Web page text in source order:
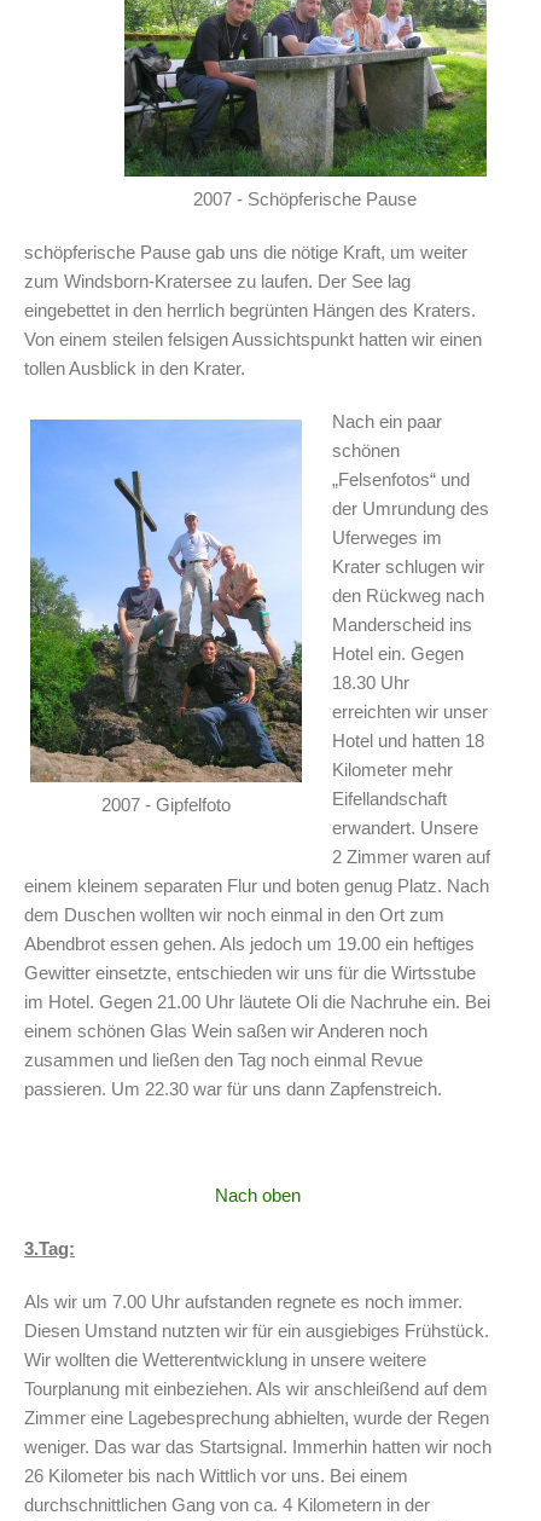
2007 - Schöpferische Pause
schöpferische Pause gab uns die nötige Kraft, um weiter
zum Windsborn-Kratersee zu laufen. Der See lag
eingebettet in den herrlich begrünten Hängen des Kraters.
Von einem steilen felsigen Aussichtspunkt hatten wir einen
tollen Ausblick in den Krater.
2007 - Gipfelfoto
Nach ein paar
schönen
„Felsenfotos“ und
der Umrundung des
Uferweges im
Krater schlugen wir
den Rückweg nach
Manderscheid ins
Hotel ein. Gegen
18.30 Uhr
erreichten wir unser
Hotel und hatten 18
Kilometer mehr
Eifellandschaft
erwandert. Unsere
2 Zimmer waren auf
einem kleinem separaten Flur und boten genug Platz. Nach
dem Duschen wollten wir noch einmal in den Ort zum
Abendbrot essen gehen. Als jedoch um 19.00 ein heftiges
Gewitter einsetzte, entschieden wir uns für die Wirtsstube
im Hotel. Gegen 21.00 Uhr läutete Oli die Nachruhe ein. Bei
einem schönen Glas Wein saßen wir Anderen noch
zusammen und ließen den Tag noch einmal Revue
passieren. Um 22.30 war für uns dann Zapfenstreich.
Nach oben
3.Tag:
Als wir um 7.00 Uhr aufstanden regnete es noch immer.
Diesen Umstand nutzten wir für ein ausgiebiges Frühstück.
Wir wollten die Wetterentwicklung in unsere weitere
Tourplanung mit einbeziehen. Als wir anschleißend auf dem
Zimmer eine Lagebesprechung abhielten, wurde der Regen
weniger. Das war das Startsignal. Immerhin hatten wir noch
26 Kilometer bis nach Wittlich vor uns. Bei einem
durchschnittlichen Gang von ca. 4 Kilometern in der